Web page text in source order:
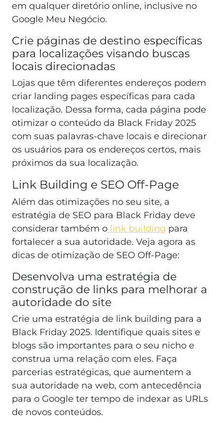
em qualquer diretório online, inclusive no
Google Meu Negócio.
Crie páginas de destino específicas
para localizações visando buscas
locais direcionadas
Lojas que têm diferentes endereços podem
criar landing pages específicas para cada
localização. Dessa forma, cada página pode
otimizar o conteúdo da Black Friday 2025
com suas palavras-chave locais e direcionar
os usuários para os endereços certos, mais
próximos da sua localização.
Link Building e SEO Off-Page
Além das otimizações no seu site, a
estratégia de SEO para Black Friday deve
considerar também o link building para
fortalecer a sua autoridade. Veja agora as
dicas de otimização de SEO Off-Page:
Desenvolva uma estratégia de
construção de links para melhorar a
autoridade do site
Crie uma estratégia de link building para a
Black Friday 2025. Identifique quais sites e
blogs são importantes para o seu nicho e
construa uma relação com eles. Faça
parcerias estratégicas, que aumentem a
sua autoridade na web, com antecedência
para o Google ter tempo de indexar as URLs
de novos conteúdos.